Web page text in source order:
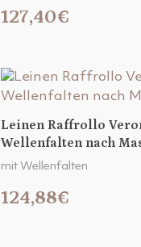
127,40€
Leinen Raffrollo
Wellenfalten nach
mit Wellenfalten
124,88€